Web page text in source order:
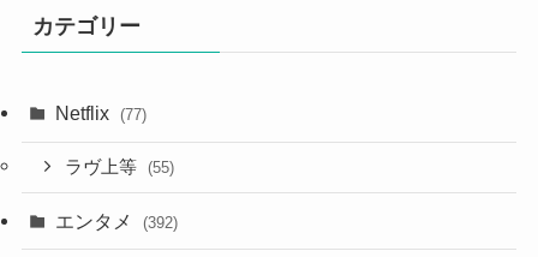
カテゴリー
Netflix (77)
ラヴ上等 (55)
エンタメ (392)